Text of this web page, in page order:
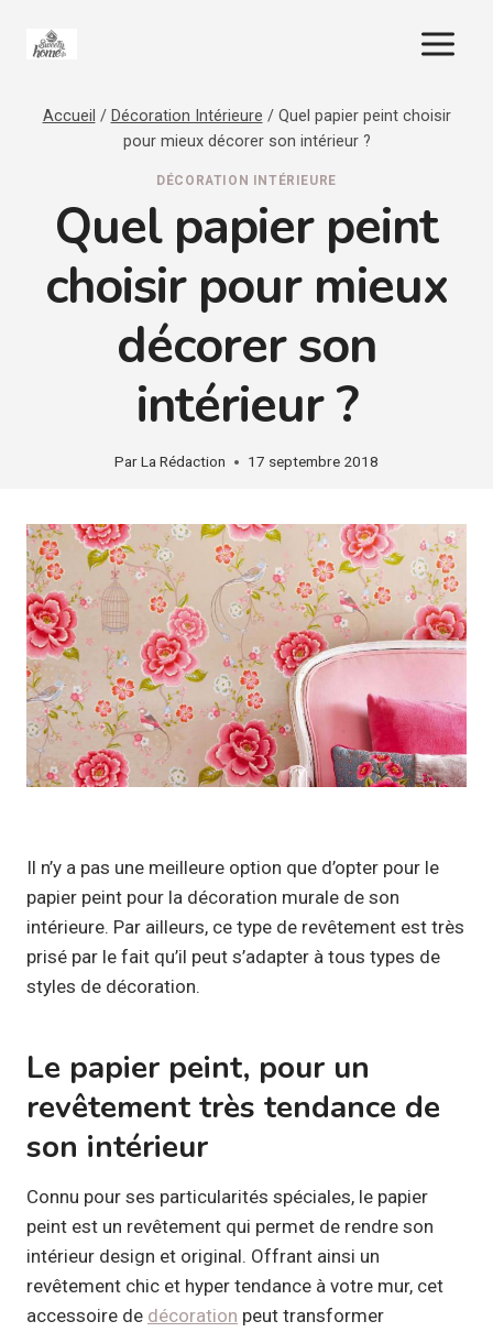
Accueil / Décoration Intérieure / Quel papier peint choisir
pour mieux décorer son intérieur ?
DÉCORATION INTÉRIEURE
Quel papier peint
choisir pour mieux
décorer son
intérieur ?
ParLa Rédaction 17 septembre 2018
Il n’y a pas une meilleure option que d’opter pour le
papier peint pour la décoration murale de son
intérieure. Par ailleurs, ce type de revêtement est très
prisé par le fait qu’il peut s’adapter à tous types de
styles de décoration.
Le papier peint, pour un
revêtement très tendance de
son intérieur
Connu pour ses particularités spéciales, le papier
peint est un revêtement qui permet de rendre son
intérieur design et original. Offrant ainsi un
revêtement chic et hyper tendance à votre mur, cet
accessoire de décoration peut transformer